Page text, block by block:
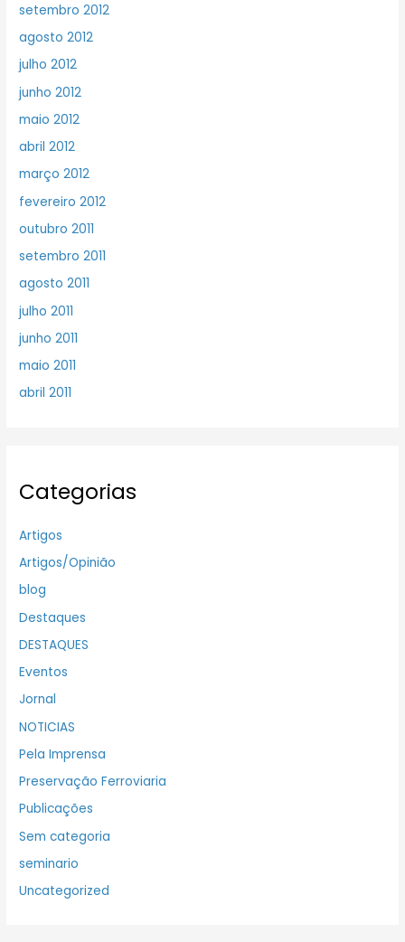
setembro 2012
agosto 2012
julho 2012
junho 2012
maio 2012
abril 2012
março 2012
fevereiro 2012
outubro 2011
setembro 2011
agosto 2011
julho 2011
junho 2011
maio 2011
abril 2011
Categorias
Artigos
Artigos/Opinião
blog
Destaques
DESTAQUES
Eventos
Jornal
NOTICIAS
Pela Imprensa
Preservação Ferroviaria
Publicações
Sem categoria
seminario
Uncategorized